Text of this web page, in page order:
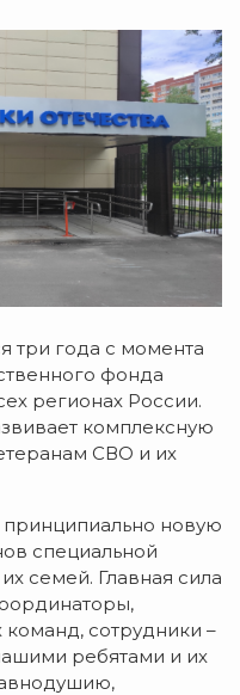
три года с момента
фонда
регионах России.
комплексную
СВО и их
новую
специальной
семей. Главная сила
сотрудники –
ребятами и их